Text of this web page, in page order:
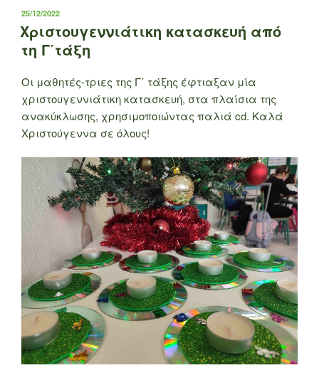
ΔΗΜΟΣΙΕΎΤΗΚΕ
ΣΤΙΣ
25/12/2022
Χριστουγεννιάτικη κατασκευή από
τη Γ΄τάξη
Οι μαθητές-τριες της Γ΄ τάξης έφτιαξαν μία
χριστουγεννιάτικη κατασκευή, στα πλαίσια της
ανακύκλωσης, χρησιμοποιώντας παλιά cd. Καλά
Χριστούγεννα σε όλους!